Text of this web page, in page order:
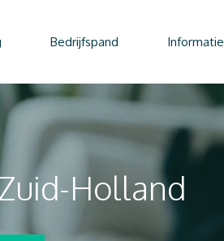
Bedrijfspand Informatie
Holland